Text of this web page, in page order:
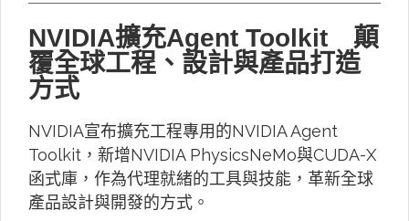
NVIDIA擴充Agent Toolkit 顛
覆全球工程、設計與產品打造
方式
NVIDIA宣布擴充工程專用的NVIDIA Agent
Toolkit，新增NVIDIA PhysicsNeMo與CUDA-X
函式庫，作為代理就緒的工具與技能，革新全球
產品設計與開發的方式。